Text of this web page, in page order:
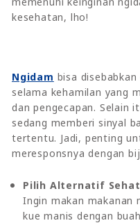
kesehatan, lho!
Ngidam bisa
selama kehamilan yang
dan pengecapan. Selain
sedang memberi sinyal
tertentu. Jadi, penting
meresponsnya dengan
Pilih Alternatif Sehat
Ingin makan makanan
kue manis dengan